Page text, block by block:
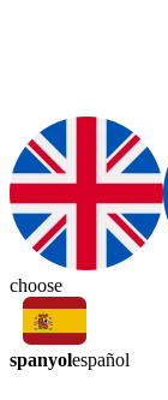
choose
spanyolespañol